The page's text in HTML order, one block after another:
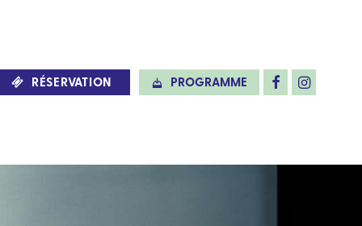
RÉSERVATION PROGRAMME